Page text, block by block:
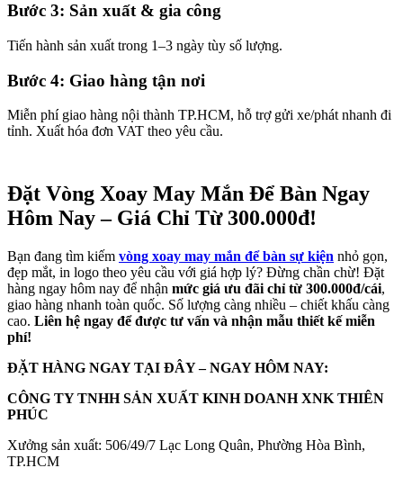
Bước 3: Sản xuất & gia công
Tiến hành sản xuất trong 1–3 ngày tùy số lượng.
Bước 4: Giao hàng tận nơi
Miễn phí giao hàng nội thành TP.HCM, hỗ trợ gửi xe/phát nhanh đi
tỉnh. Xuất hóa đơn VAT theo yêu cầu.
Đặt Vòng Xoay May Mắn Để Bàn Ngay
Hôm Nay – Giá Chỉ Từ 300.000đ!
Bạn đang tìm kiếm vòng xoay may mắn để bàn sự kiện nhỏ gọn,
đẹp mắt, in logo theo yêu cầu với giá hợp lý? Đừng chần chừ! Đặt
hàng ngay hôm nay để nhận mức giá ưu đãi chỉ từ 300.000đ/cái,
giao hàng nhanh toàn quốc. Số lượng càng nhiều – chiết khấu càng
cao. Liên hệ ngay để được tư vấn và nhận mẫu thiết kế miễn
phí!
ĐẶT HÀNG NGAY TẠI ĐÂY – NGAY HÔM NAY:
CÔNG TY TNHH SẢN XUẤT KINH DOANH XNK THIÊN
PHÚC
Xưởng sản xuất: 506/49/7 Lạc Long Quân, Phường Hòa Bình,
TP.HCM